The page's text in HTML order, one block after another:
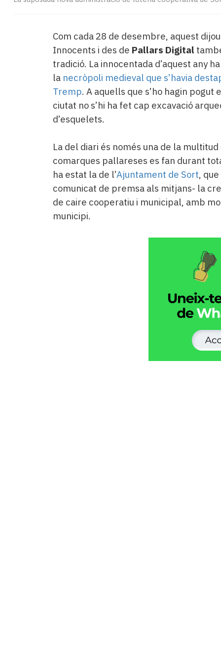
Com cada 28 de desembre, aquest
Innocents i des de Pallars Digital
tradició. La innocentada d’aquest any
la necròpoli medieval que s’havia
Tremp. A aquells que s’ho hagin
ciutat no s’hi ha fet cap excavació
d’esquelets.
La del diari és només una de la
comarques pallareses es fan durant
ha estat la de l’Ajuntament de Sort,
comunicat de premsa als mitjans- la
de caire cooperatiu i municipal, amb
municipi.